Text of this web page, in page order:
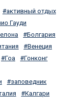
активный отдых
Гауди
Болгария
Венеция
Гоа
Гонконг
заповедник
Калгари